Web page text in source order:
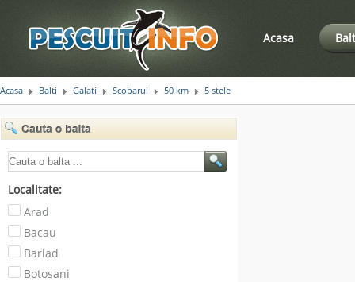
Acasa
Acasa Balti Galati Scobarul 50 km 5 stele
Localitate:
Arad
Bacau
Barlad
Botosani